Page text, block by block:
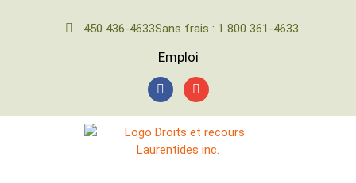
450 436-4633Sans frais : 1 800 361-4633
Emploi